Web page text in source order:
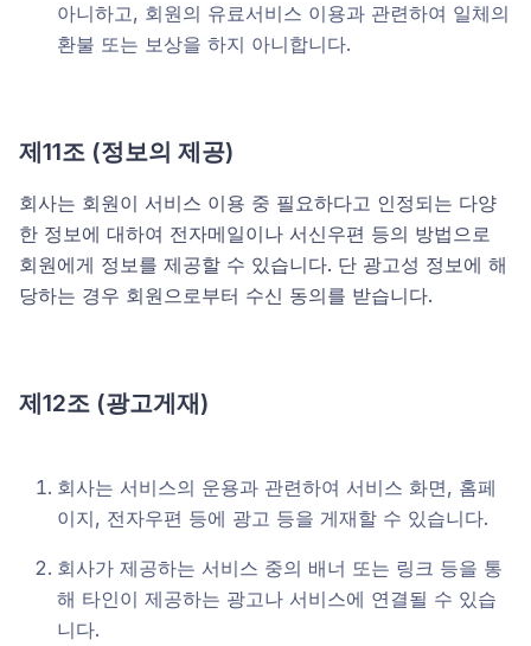
아니하고, 회원의 유료서비스 이용과 관련하여 일체의
환불 또는 보상을 하지 아니합니다.
제11조 (정보의 제공)
회사는 회원이 서비스 이용 중 필요하다고 인정되는 다양
한 정보에 대하여 전자메일이나 서신우편 등의 방법으로
회원에게 정보를 제공할 수 있습니다. 단 광고성 정보에 해
당하는 경우 회원으로부터 수신 동의를 받습니다.
제12조 (광고게재)
회사는 서비스의 운용과 관련하여 서비스 화면, 홈페
이지, 전자우편 등에 광고 등을 게재할 수 있습니다.
회사가 제공하는 서비스 중의 배너 또는 링크 등을 통
해 타인이 제공하는 광고나 서비스에 연결될 수 있습
니다.